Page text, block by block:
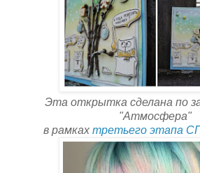
Эта открытка сделана по
"Атмосфера"
в рамках третьего этапа